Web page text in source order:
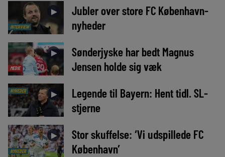
INTERVIEW
►
Jubler over store FC København-
nyheder
MEDIE
►
Sønderjyske har bedt Magnus
Jensen holde sig væk
NYHEDER ►
Legende til Bayern: Hent tidl. SL-
stjerne
NYHEDER
►
Stor skuffelse: ‘Vi udspillede FC
København’